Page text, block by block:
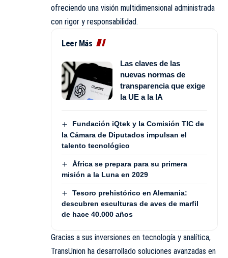
ofreciendo una visión multidimensional administrada
con rigor y responsabilidad.
Leer Más
Las claves de las
nuevas normas de
transparencia que exige
la UE a la IA
Fundación iQtek y la Comisión TIC de
la Cámara de Diputados impulsan el
talento tecnológico
África se prepara para su primera
misión a la Luna en 2029
Tesoro prehistórico en Alemania:
descubren esculturas de aves de marfil
de hace 40.000 años
Gracias a sus inversiones en tecnología y analítica,
TransUnion ha desarrollado soluciones avanzadas en